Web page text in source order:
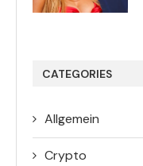
CATEGORIES
Allgemein
Crypto